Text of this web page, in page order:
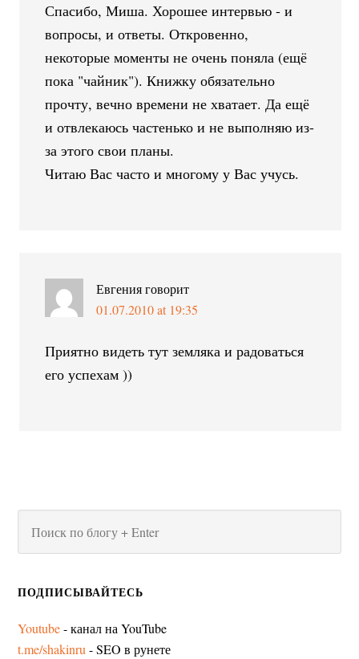
Спасибо, Миша. Хорошее интервью - и
вопросы, и ответы. Откровенно,
некоторые моменты не очень поняла (ещё
пока "чайник"). Книжку обязательно
прочту, вечно времени не хватает. Да ещё
и отвлекаюсь частенько и не выполняю из-
за этого свои планы.
Читаю Вас часто и многому у Вас учусь.
Евгения говорит
01.07.2010 at 19:35
Приятно видеть тут земляка и радоваться
его успехам ))
ПОДПИСЫВАЙТЕСЬ
Youtube- канал на YouTube
t.me/shakinru - SEO в рунете